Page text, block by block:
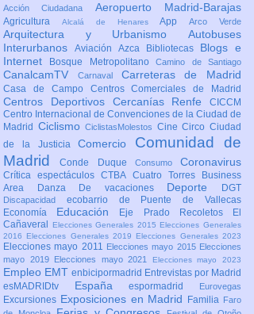
Acción Ciudadana Aeropuerto Madrid-Barajas
Agricultura Alcalá de HenaresAppArco Verde
Arquitectura y Urbanismo Autobuses
Interurbanos Aviación Azca Bibliotecas Blogs e
Internet
Bosque MetropolitanoCamino de Santiago
CanalcamTV Carnaval Carreteras de Madrid
Casa de Campo Centros Comerciales de Madrid
Centros Deportivos Cercanías Renfe CICCM
Centro Internacional de Convenciones de la Ciudad de
Madrid CiclismoCiclistasMolestos CineCircoCiudad
de la JusticiaComercio Comunidad de
MadridConde Duque Consumo Coronavirus
Crítica espectáculosCTBA Cuatro Torres Business
Area
Danza De vacaciones Deporte DGT
Discapacidad ecobarrio de Puente de Vallecas
Economía Educación Eje Prado Recoletos
El
Cañaveral
Elecciones Generales 2015 Elecciones Generales
2016 Elecciones Generales 2019 Elecciones Generales 2023
Elecciones mayo 2011 Elecciones mayo 2015 Elecciones
mayo 2019
Elecciones mayo 2021 Elecciones mayo 2023
Empleo EMT enbicipormadrid Entrevistas por Madrid
esMADRIDtv Españaespormadrid Eurovegas
Excursiones Exposiciones en Madrid Familia Faro